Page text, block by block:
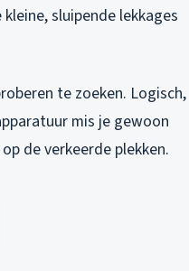
sluipende lekkages
te zoeken. Logisch,
mis je gewoon
de verkeerde plekken.